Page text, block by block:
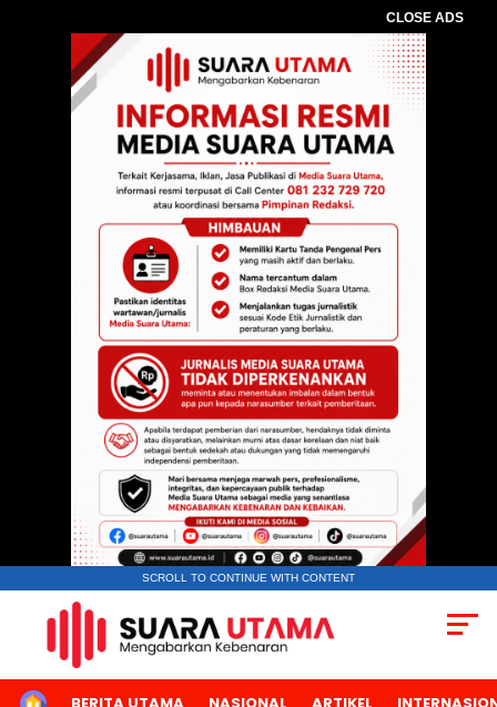
CLOSE ADS
SCROLL TO CONTINUE WITH CONTENT
HOME